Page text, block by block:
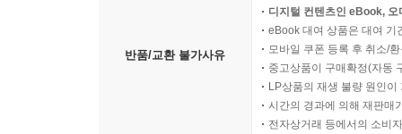
반품/교환 불가사유
디지털 컨텐츠인 eBook,
eBook 대여 상품은 대여 기
모바일 쿠폰 등록 후 취소/
중고상품이 구매확정(자동
LP상품의 재생 불량 원인
시간의 경과에 의해 재판매
전자상거래 등에서의 소비